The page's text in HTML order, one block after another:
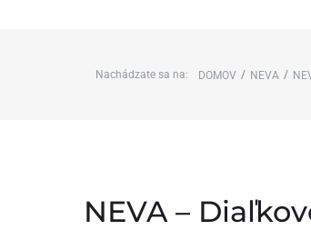
Nachádzate sa na: DOMOV / NEVA /
NEVA –